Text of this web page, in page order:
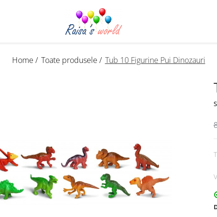
Home / Toate produsele / Tub 10 Figurine Pui Dinozauri